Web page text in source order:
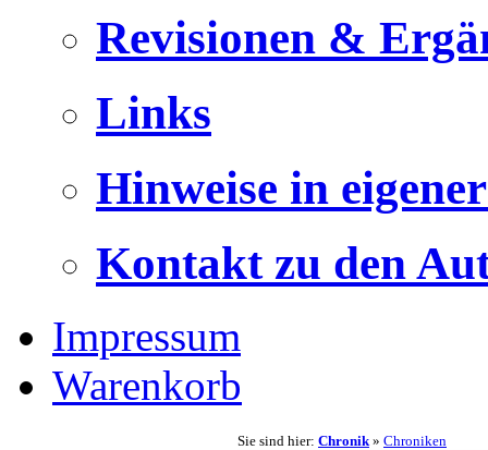
Revisionen &
Links
Hinweise in
Kontakt zu den
Impressum
Warenkorb
Sie sind hier: Chronik » Chroniken